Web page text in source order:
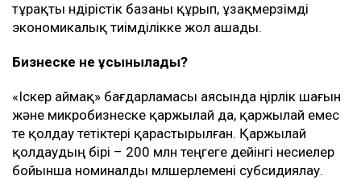
тұрақты өндірістік базаны құрып, ұзақмерзімді
экономикалық тиімділікке жол ашады.
Бизнеске не ұсынылады?
«Іскер аймақ» бағдарламасы аясында өңірлік шағын
және микробизнеске қаржылай да, қаржылай емес
те қолдау тетіктері қарастырылған. Қаржылай
қолдаудың бірі – 200 млн теңгеге дейінгі несиелер
бойынша номиналды мөлшерлемені субсидиялау.